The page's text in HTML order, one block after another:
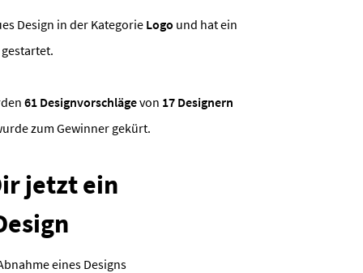
Design in der Kategorie Logo und hat ein
61 Designvorschlägevon 17 Designern
zum Gewinner gekürt.
jetzt ein
eines Designs